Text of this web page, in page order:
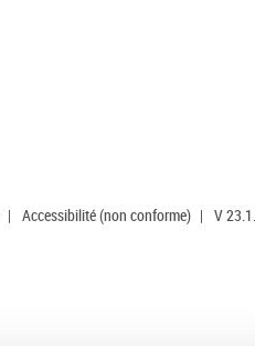
| Accessibilité (non conforme) | V